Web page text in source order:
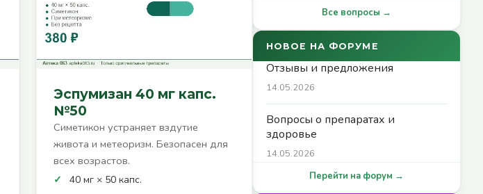
Эспумизан 40 мг капс.
№50
Симетикон устраняет вздутие
живота и метеоризм. Безопасен для
всех возрастов.
40 мг × 50 капс.
Все вопросы →
НОВОЕ НА ФОРУМЕ
Отзывы и предложения
14.05.2026
Вопросы о препаратах и
здоровье
14.05.2026
Перейти на форум →